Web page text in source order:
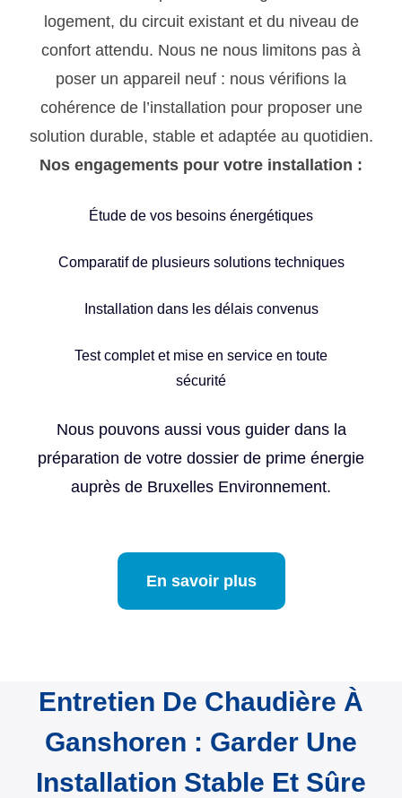
logement, du circuit existant et du niveau de
confort attendu. Nous ne nous limitons pas à
poser un appareil neuf : nous vérifions la
cohérence de l’installation pour proposer une
solution durable, stable et adaptée au quotidien.
Nos engagements pour votre installation :
Étude de vos besoins énergétiques
Comparatif de plusieurs solutions techniques
Installation dans les délais convenus
Test complet et mise en service en toute
sécurité
Nous pouvons aussi vous guider dans la
préparation de votre dossier de prime énergie
auprès de Bruxelles Environnement.
En savoir plus
Entretien De Chaudière À
Ganshoren : Garder Une
Installation Stable Et Sûre